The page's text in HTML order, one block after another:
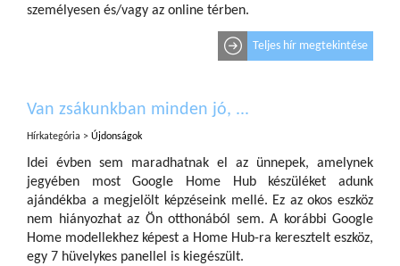
személyesen és/vagy az online térben.
Teljes hír megtekintése
Van zsákunkban minden jó, ...
Hírkategória > Újdonságok
Idei évben sem maradhatnak el az ünnepek, amelynek
jegyében most Google Home Hub készüléket adunk
ajándékba a megjelölt képzéseink mellé. Ez az okos eszköz
nem hiányozhat az Ön otthonából sem. A korábbi Google
Home modellekhez képest a Home Hub-ra keresztelt eszköz,
egy 7 hüvelykes panellel is kiegészült.